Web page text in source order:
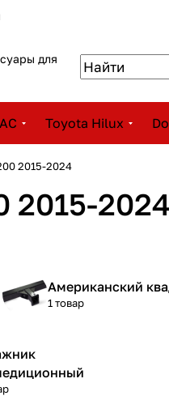
для
Toyota Hilux
2015-2024
2015-2024
Американский
1 товар